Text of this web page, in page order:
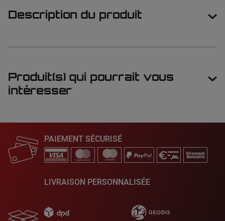
Description du produit
Produit(s) qui pourrait vous
intéresser
PAIEMENT SÉCURISÉ
LIVRAISON PERSONNALISÉE